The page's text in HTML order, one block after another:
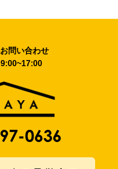
問い合わせ
0636